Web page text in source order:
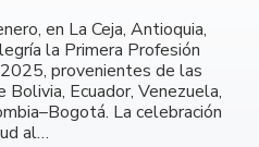
en La Ceja, Antioquia,
la Primera Profesión
provenientes de las
Ecuador, Venezuela,
La celebración
al…